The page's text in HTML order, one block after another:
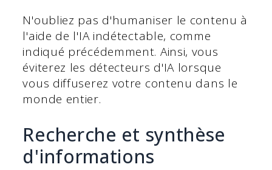
N'oubliez pas d'humaniser le contenu à
l'aide de l'IA indétectable, comme
indiqué précédemment. Ainsi, vous
éviterez les détecteurs d'IA lorsque
vous diffuserez votre contenu dans le
monde entier.
Recherche et synthèse
d'informations